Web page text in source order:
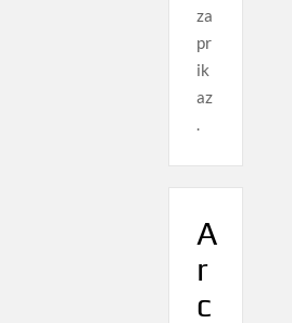
za
pr
ik
az
.
A
r
c